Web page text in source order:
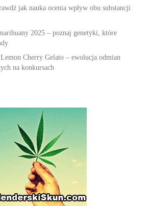
jak nauka ocenia wpływ obu substancji
2025 – poznaj genetyki, które
Cherry Gelato – ewolucja odmian
na konkursach